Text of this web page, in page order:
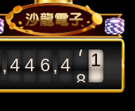
,4 4 6,4 8 7